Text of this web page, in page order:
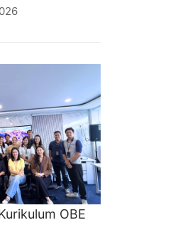
OBE